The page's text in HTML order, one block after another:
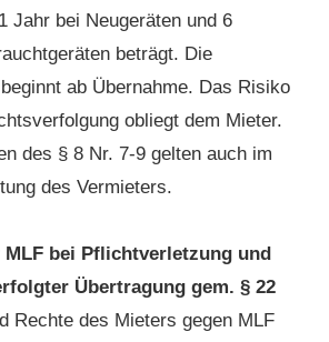
Jahr bei Neugeräten und 6
beträgt. Die
ab Übernahme. Das Risiko
obliegt dem Mieter.
des § 8 Nr. 7-9 gelten auch im
des Vermieters.
bei Pflichtverletzung und
Übertragung gem. § 22
Rechte des Mieters gegen MLF